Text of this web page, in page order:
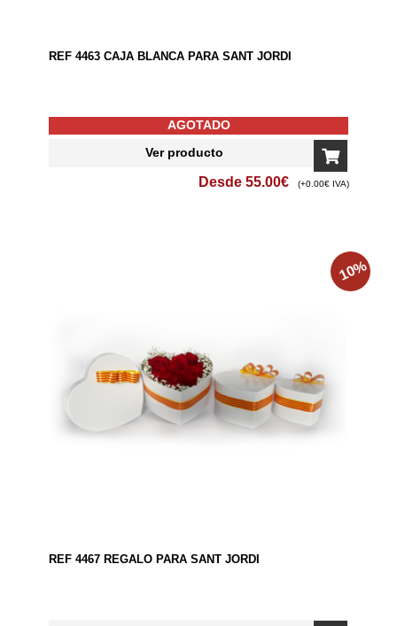
REF 4463 CAJA BLANCA PARA SANT JORDI
AGOTADO
Ver producto
Desde 55.00€ (+0.00€ IVA)
10%
REF 4467 REGALO PARA SANT JORDI